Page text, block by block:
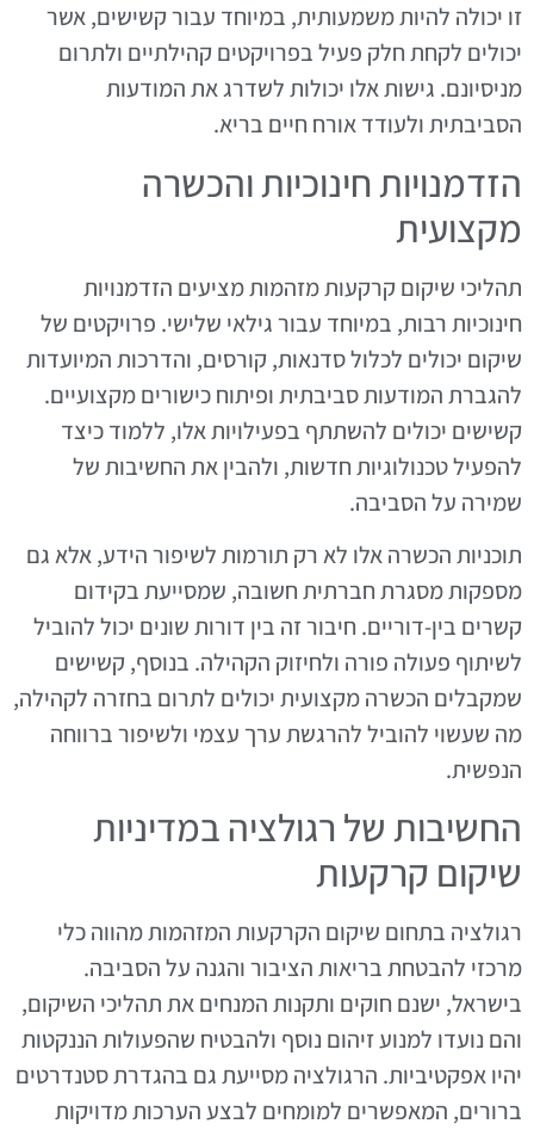
זו יכולה להיות משמעותית, במיוחד עבור קשישים, אשר
יכולים לקחת חלק פעיל בפרויקטים קהילתיים ולתרום
מניסיונם. גישות אלו יכולות לשדרג את המודעות
הסביבתית ולעודד אורח חיים בריא.
הזדמנויות חינוכיות והכשרה
מקצועית
תהליכי שיקום קרקעות מזהמות מציעים הזדמנויות
חינוכיות רבות, במיוחד עבור גילאי שלישי. פרויקטים של
שיקום יכולים לכלול סדנאות, קורסים, והדרכות המיועדות
להגברת המודעות סביבתית ופיתוח כישורים מקצועיים.
קשישים יכולים להשתתף בפעילויות אלו, ללמוד כיצד
להפעיל טכנולוגיות חדשות, ולהבין את החשיבות של
שמירה על הסביבה.
תוכניות הכשרה אלו לא רק תורמות לשיפור הידע, אלא גם
מספקות מסגרת חברתית חשובה, שמסייעת בקידום
קשרים בין-דוריים. חיבור זה בין דורות שונים יכול להוביל
לשיתוף פעולה פורה ולחיזוק הקהילה. בנוסף, קשישים
שמקבלים הכשרה מקצועית יכולים לתרום בחזרה לקהילה,
מה שעשוי להוביל להרגשת ערך עצמי ולשיפור ברווחה
הנפשית.
החשיבות של רגולציה במדיניות
שיקום קרקעות
רגולציה בתחום שיקום הקרקעות המזהמות מהווה כלי
מרכזי להבטחת בריאות הציבור והגנה על הסביבה.
בישראל, ישנם חוקים ותקנות המנחים את תהליכי השיקום,
והם נועדו למנוע זיהום נוסף ולהבטיח שהפעולות הננקטות
יהיו אפקטיביות. הרגולציה מסייעת גם בהגדרת סטנדרטים
ברורים, המאפשרים למומחים לבצע הערכות מדויקות